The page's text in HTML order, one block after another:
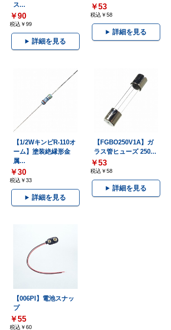
ス...
￥90
税込￥99
詳細を見る
￥53
税込￥58
詳細を見る
【1/2WキンピR-110オ
ーム】塗装絶縁形金
属...
￥30
税込￥33
詳細を見る
【FGBO250V1A】ガ
ラス管ヒューズ 250...
￥53
税込￥58
詳細を見る
【006PI】電池スナッ
プ
￥55
税込￥60